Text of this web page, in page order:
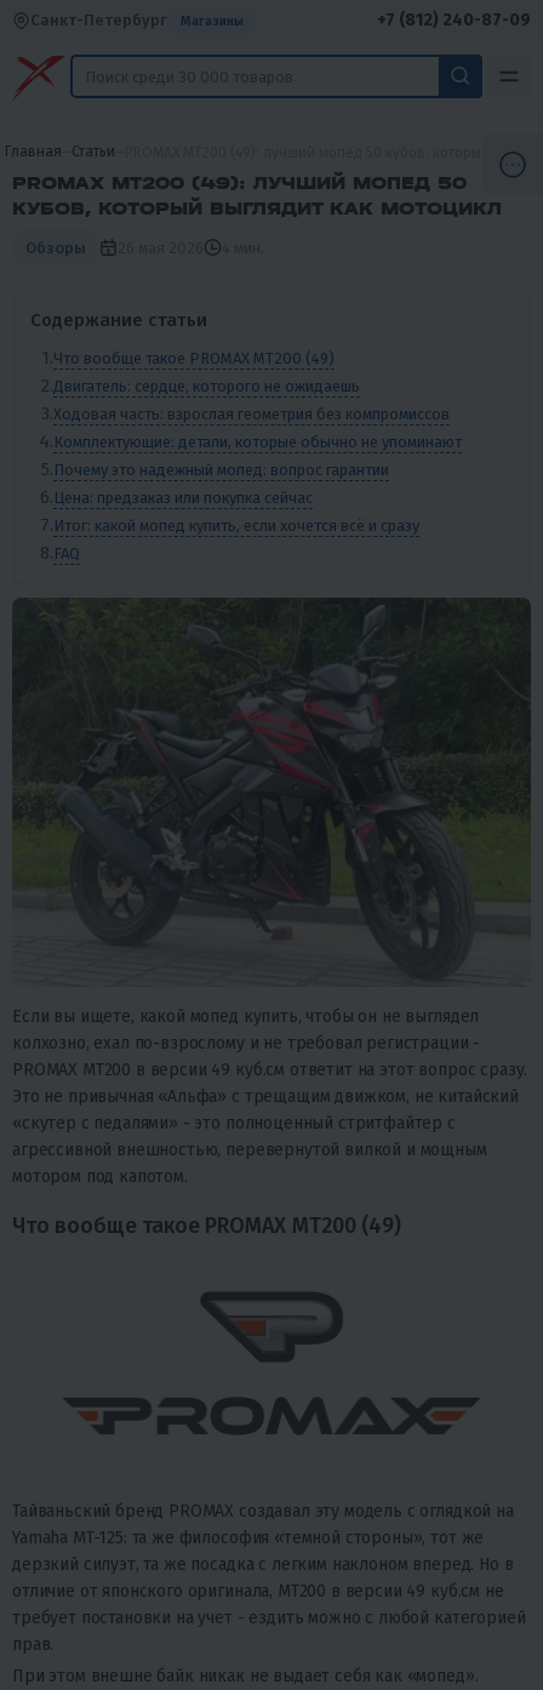
Санкт-Петербург Магазины +7 (812) 240-87-09
Главная Статьи PROMAX MT200 (49): лучший мопед 50 кубов, который
PROMAX MT200 (49): ЛУЧШИЙ МОПЕД 50
КУБОВ, КОТОРЫЙ ВЫГЛЯДИТ КАК МОТОЦИКЛ
Обзоры
Содержание статьи
Что вообще такое PROMAX MT200 (49)
Двигатель: сердце, которого не ожидаешь
Ходовая часть: взрослая геометрия без компромиссов
Комплектующие: детали, которые обычно не упоминают
Почему это надежный мопед: вопрос гарантии
Цена: предзаказ или покупка сейчас
Итог: какой мопед купить, если хочется всё и сразу
FAQ
Если вы ищете, какой мопед купить, чтобы он не выглядел
колхозно, ехал по-взрослому и не требовал регистрации -
PROMAX MT200 в версии 49 куб.см ответит на этот вопрос сразу.
Это не привычная «Альфа» с трещащим движком, не китайский
«скутер с педалями» - это полноценный стритфайтер с
агрессивной внешностью, перевернутой вилкой и мощным
мотором под капотом.
Что вообще такое PROMAX MT200 (49)
Тайваньский бренд PROMAX создавал эту модель с оглядкой на
Yamaha MT-125: та же философия «темной стороны», тот же
дерзкий силуэт, та же посадка с легким наклоном вперед. Но в
отличие от японского оригинала, MT200 в версии 49 куб.см не
требует постановки на учет - ездить можно с любой категорией
прав.
При этом внешне байк никак не выдает себя как «мопед».